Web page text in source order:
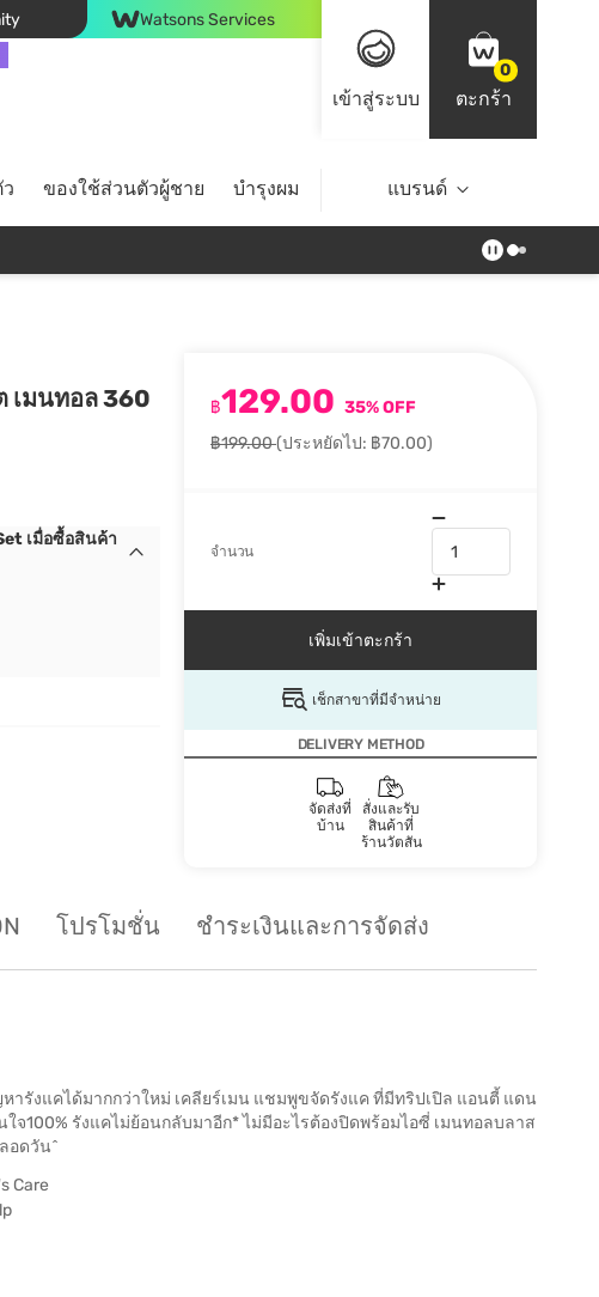
Watsons Services
เข้าสู่ระบบ
0
ตะกร้า
ของใช้ส่วนตัวผู้ชาย บำรุงผม ไลฟ์สไตล์ Top Brands
แบรนด์
เมนทอล 360
฿129.00 35% OFF
฿199.00(ประหยัดไป: ฿70.00)
จำนวน
เพิ่มเข้าตะกร้า
เช็กสาขาที่มีจำหน่าย
DELIVERY METHOD
จัดส่งที่
บ้าน
สั่งและรับ
สินค้าที่
ร้านวัตสัน
เมื่อซื้อสินค้า
โปรโมชั่น ชำระเงินและการจัดส่ง
รังแคได้มากกว่าใหม่ เคลียร์เมน แชมพูขจัดรังแค ที่มีทริปเปิล แอนตี้ แดน
100% รังแคไม่ย้อนกลับมาอีก* ไม่มีอะไรต้องปิดพร้อมไอซี่ เมนทอลบลาส
อดวัน^
Care